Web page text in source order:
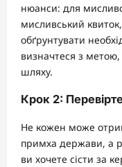
нюанси: для
мисливський
обґрунтувати
визначтеся з
шляху.
Крок 2:
Не кожен може
примха держави, а
ви хочете сісти за